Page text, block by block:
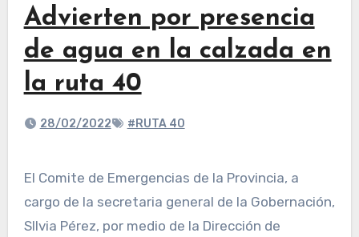
Advierten por presencia
de agua en la calzada en
la ruta 40
28/02/2022 #RUTA 40
El Comite de Emergencias de la Provincia, a
cargo de la secretaria general de la Gobernación,
SIlvia Pérez, por medio de la Dirección de